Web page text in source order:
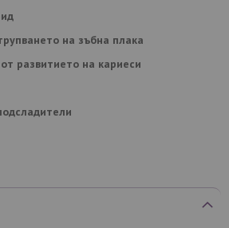
на зъбна плака
развитието на кариеси